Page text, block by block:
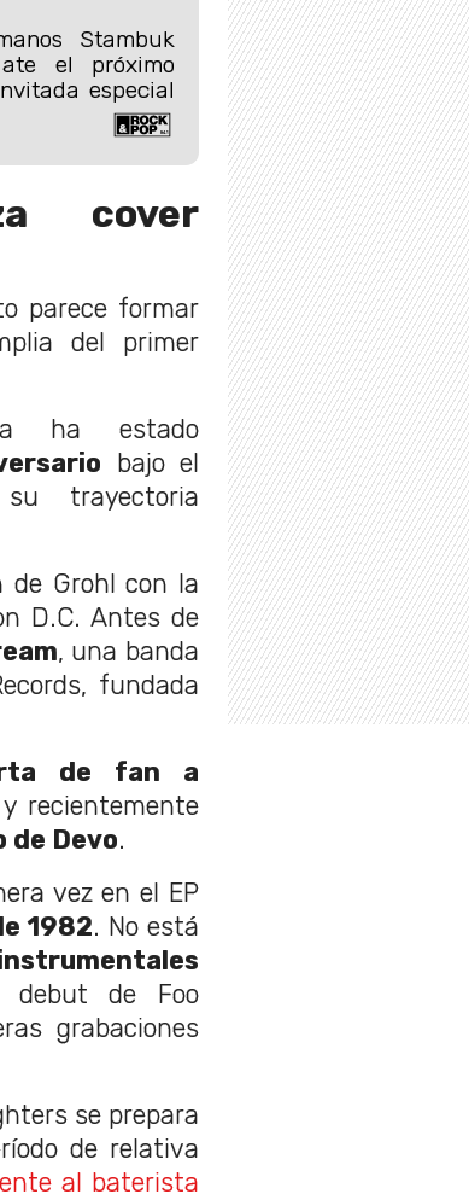
Stambuk
el próximo
especial
cover
parece formar
del primer
ha estado
bajo el
trayectoria
de Grohl con la
D.C. Antes de
, una banda
fundada
de fan a
recientemente
Devo.
vez en el EP
1982. No está
de Foo
grabaciones
se prepara
de relativa
al baterista